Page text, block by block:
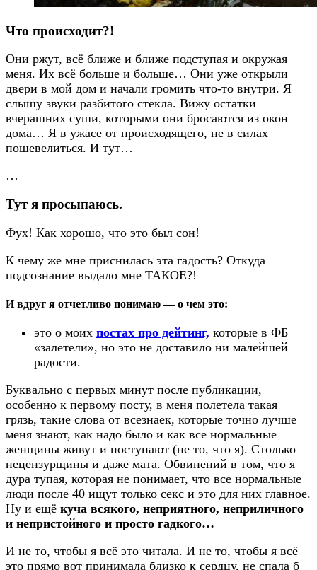
Что происходит?!
Они ржут, всё ближе и ближе подступая и окружая
меня. Их всё больше и больше… Они уже открыли
двери в мой дом и начали громить что-то внутри. Я
слышу звуки разбитого стекла. Вижу остатки
вчерашних суши, которыми они бросаются из окон
дома… Я в ужасе от происходящего, не в силах
пошевелиться. И тут…
…
Тут я просыпаюсь.
Фух! Как хорошо, что это был сон!
К чему же мне приснилась эта гадость? Откуда
подсознание выдало мне ТАКОЕ?!
И вдруг я отчетливо понимаю — о чем это:
это о моих постах про дейтинг, которые в ФБ
«залетели», но это не доставило ни малейшей
радости.
Буквально с первых минут после публикации,
особенно к первому посту, в меня полетела такая
грязь, такие слова от всезнаек, которые точно лучше
меня знают, как надо было и как все нормальные
женщины живут и поступают (не то, что я). Столько
нецензурщины и даже мата. Обвинений в том, что я
дура тупая, которая не понимает, что все нормальные
люди после 40 ищут только секс и это для них главное.
Ну и ещё куча всякого, неприятного, неприличного
и непристойного и просто гадкого…
И не то, чтобы я всё это читала. И не то, чтобы я всё
это прямо вот принимала близко к сердцу, не спала б